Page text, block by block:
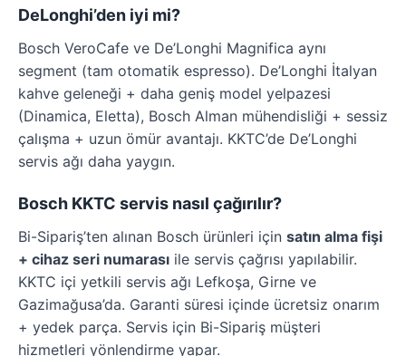
DeLonghi’den iyi mi?
Bosch VeroCafe ve De’Longhi Magnifica aynı
segment (tam otomatik espresso). De’Longhi İtalyan
kahve geleneği + daha geniş model yelpazesi
(Dinamica, Eletta), Bosch Alman mühendisliği + sessiz
çalışma + uzun ömür avantajı. KKTC’de De’Longhi
servis ağı daha yaygın.
Bosch KKTC servis nasıl çağırılır?
Bi-Sipariş’ten alınan Bosch ürünleri için satın alma fişi
+ cihaz seri numarası ile servis çağrısı yapılabilir.
KKTC içi yetkili servis ağı Lefkoşa, Girne ve
Gazimağusa’da. Garanti süresi içinde ücretsiz onarım
+ yedek parça. Servis için Bi-Sipariş müşteri
hizmetleri yönlendirme yapar.